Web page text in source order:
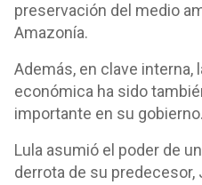
preservación del medio
Amazonía.
Además, en clave interna,
económica ha sido
importante en su gobierno.
Lula asumió el poder de
derrota de su predecesor,